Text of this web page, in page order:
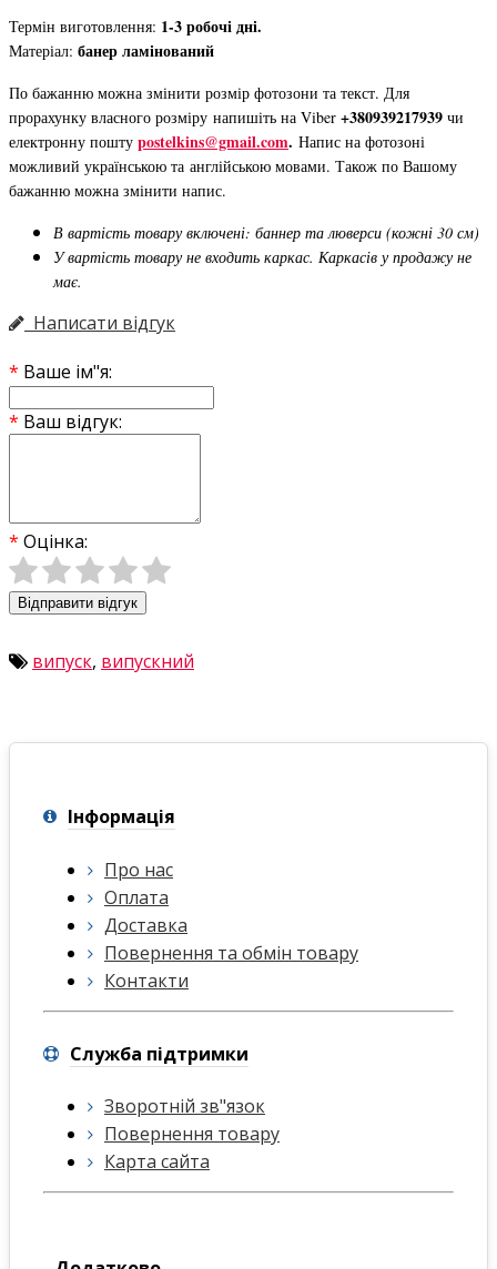
Термін виготовлення: 1-3 робочі дні.
Матеріал: банер ламінований
По бажанню можна змінити розмір фотозони та текст. Для
прорахунку власного розміру напишіть на Viber +380939217939 чи
електронну пошту postelkins@gmail.com. Напис на фотозоні
можливий українською та англійською мовами. Також по Вашому
бажанню можна змінити напис.
В вартість товару включені: баннер та люверси (кожні 30 см)
У вартість товару не входить каркас. Каркасів у продажу не
має.
Написати відгук
Ваше ім"я:
Ваш відгук:
Оцінка:
Відправити відгук
випуск, випускний
Інформація
Про нас
Оплата
Доставка
Повернення та обмін товару
Контакти
Служба підтримки
Зворотній зв"язок
Повернення товару
Карта сайта